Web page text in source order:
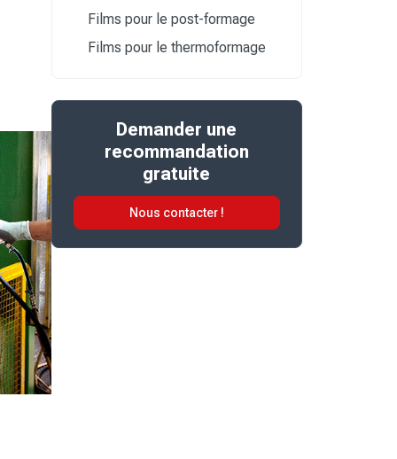
Films pour le post-formage
Films pour le thermoformage
Demander une
recommandation
gratuite
Nous contacter !